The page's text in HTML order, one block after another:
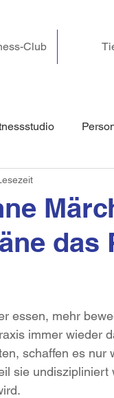
Club
& Nerven
Familien-
das
essen, mehr
immer wieder
schaffen es nur
sie